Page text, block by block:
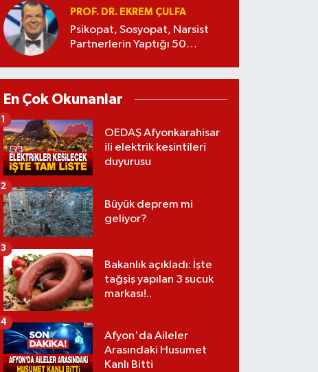
PROF. DR. EKREM ÇULFA
Psikopat, Sosyopat, Narsist
Partnerlerin Yaptığı 50
En Çok Okunanlar
OEDAŞ Afyonkarahisar
ili elektrik kesintileri
duyurusu
1
Büyük deprem mi
geliyor?
2
Bakanlık açıkladı: İşte
tağşiş yapılan 3 sucuk
markası!..
3
Afyon'da Aileler
Arasındaki Husumet
Kanlı Bitti
4